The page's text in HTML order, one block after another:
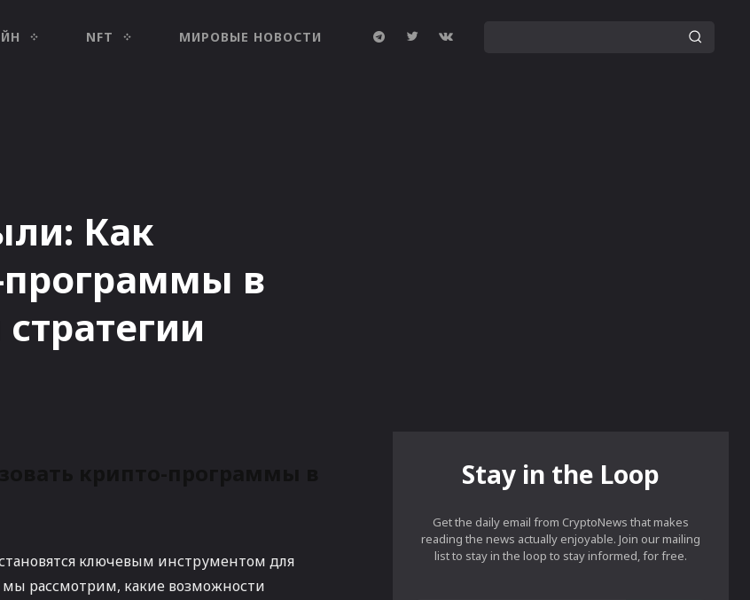
NFT МИРОВЫЕ НОВОСТИ
Как
программы в
ключевым инструментом для
рассмотрим, какие возможности
Stay in the Loop
Get the daily email from CryptoNews that makes
reading the news actually enjoyable. Join our mailing
list to stay in the loop to stay informed, for free.